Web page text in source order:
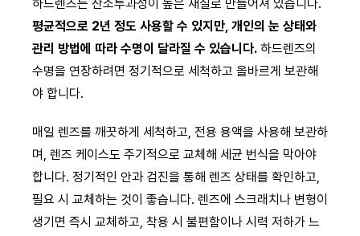
하드렌즈는 산소투과성이 높은 재질로 만들어져 있습니다.
평균적으로 2년 정도 사용할 수 있지만, 개인의 눈 상태와
관리 방법에 따라 수명이 달라질 수 있습니다. 하드렌즈의
수명을 연장하려면 정기적으로 세척하고 올바르게 보관해
야 합니다.
매일 렌즈를 깨끗하게 세척하고, 전용 용액을 사용해 보관하
며, 렌즈 케이스도 주기적으로 교체해 세균 번식을 막아야
합니다. 정기적인 안과 검진을 통해 렌즈 상태를 확인하고,
필요 시 교체하는 것이 좋습니다. 렌즈에 스크래치나 변형이
생기면 즉시 교체하고, 착용 시 불편함이나 시력 저하가 느